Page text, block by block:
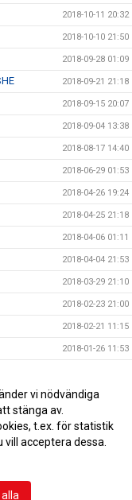
2018-10-11 20:32
2018-10-10 21:50
2018-09-28 01:09
2018-09-21 21:18
2018-09-15 20:07
2018-09-04 13:38
2018-08-17 14:40
2018-06-29 01:53
2018-04-26 19:24
2018-04-25 21:18
2018-04-06 01:11
2018-04-04 21:53
2018-03-29 21:10
2018-02-23 21:00
2018-02-21 11:15
2018-01-26 11:53
2018-01-26 11:34
2018-01-26 11:30
vi nödvändiga
stänga av.
t.ex. för statistik
acceptera dessa.